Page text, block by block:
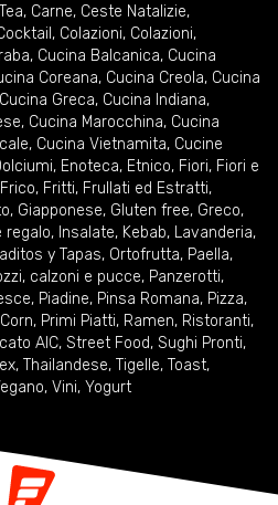
, Carne, Ceste Natalizie,
, Colazioni, Colazioni,
, Cucina Balcanica, Cucina
Coreana, Cucina Creola, Cucina
Cucina Greca, Cucina Indiana,
, Cucina Marocchina, Cucina
, Cucina Vietnamita, Cucine
, Enoteca, Etnico, Fiori, Fiori e
Frico, Fritti, Frullati ed Estratti,
, Giapponese, Gluten free, Greco,
regalo, Insalate, Kebab, Lavanderia,
y Tapas, Ortofrutta, Paella,
calzoni e pucce, Panzerotti,
, Piadine, Pinsa Romana, Pizza,
, Primi Piatti, Ramen, Ristoranti,
AIC, Street Food, Sughi Pronti,
, Thailandese, Tigelle, Toast,
, Vini, Yogurt